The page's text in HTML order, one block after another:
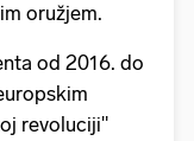
oružjem.
od 2016. do
revoluciji"